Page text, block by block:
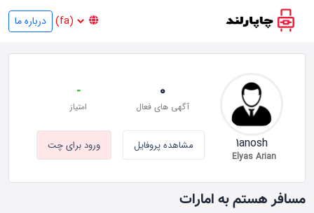
درباره ما
مسافر هستم به امارات
1anosh
Elyas Arian
0
آگهی های فعال
-
امتیاز
مشاهده پروفایل ورود برای چت